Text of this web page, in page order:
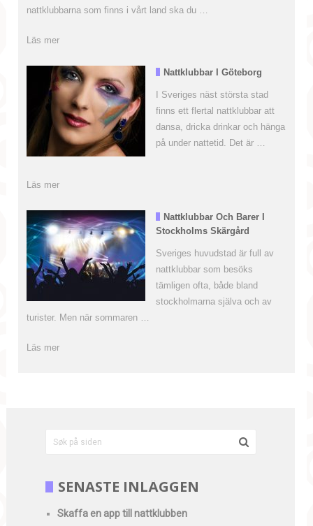
nattklubbarna som finns i vårt land ska du …
Nattklubbar I Göteborg
I Sveriges näst största stad
finns ett flertal nattklubbar att
dansa, dricka drinkar och hänga
på under nattetid. Det är …
Nattklubbar Och Barer I
Stockholms Skärgård
Sveriges huvudstad är full av
nattklubbar som besöks
tämligen ofta, både bland
stockholmarna själva och av
turister. Men när sommaren …
SENASTE INLÄGGEN
Skaffa en app till nattklubben